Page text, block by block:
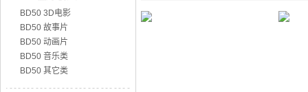
BD50 3D电影
BD50 故事片
BD50 动画片
BD50 音乐类
BD50 其它类